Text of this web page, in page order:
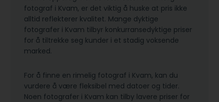
fotograf i Kvam, er det viktig å huske at pris ikke
alltid reflekterer kvalitet. Mange dyktige
fotografer i Kvam tilbyr konkurransedyktige priser
for å tiltrekke seg kunder i et stadig voksende
marked.
For å finne en rimelig fotograf i Kvam, kan du
vurdere å være fleksibel med datoer og tider.
Noen fotografer i Kvam kan tilby lavere priser for